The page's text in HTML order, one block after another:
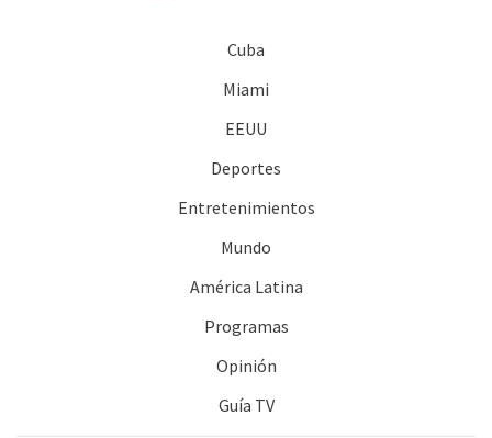
Cuba
Miami
EEUU
Deportes
Entretenimientos
Mundo
América Latina
Programas
Opinión
Guía TV